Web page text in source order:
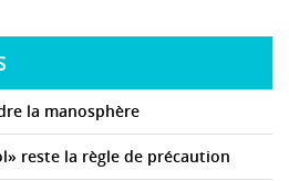
la manosphère
reste la règle de précaution